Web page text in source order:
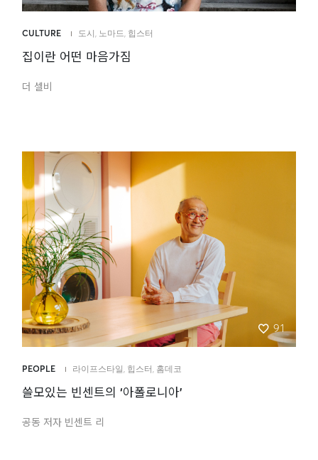
CULTURE 도시 노마드 힙스터
집이란 어떤 마음가짐
더 셀비
91
PEOPLE 라이프스타일 힙스터 홈데코
쓸모있는 빈센트의 ‘아폴로니아’
공동 저자 빈센트 리